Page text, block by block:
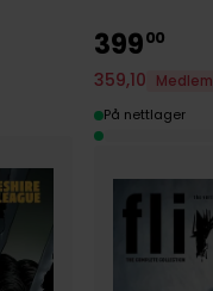
39900
359,10
Medlem
På nettlager